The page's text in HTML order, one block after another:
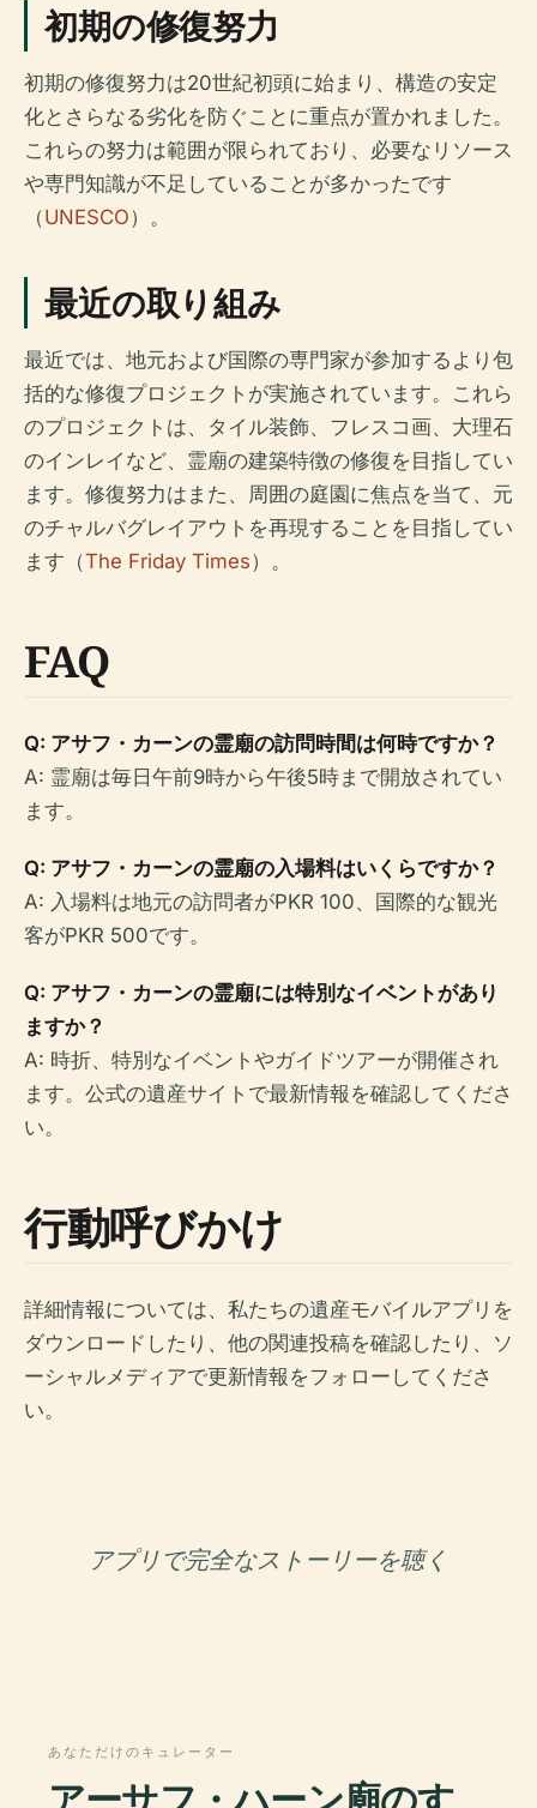
初期の修復努力
初期の修復努力は20世紀初頭に始まり、構造の安定
化とさらなる劣化を防ぐことに重点が置かれました。
これらの努力は範囲が限られており、必要なリソース
や専門知識が不足していることが多かったです
（UNESCO）。
最近の取り組み
最近では、地元および国際の専門家が参加するより包
括的な修復プロジェクトが実施されています。これら
のプロジェクトは、タイル装飾、フレスコ画、大理石
のインレイなど、霊廟の建築特徴の修復を目指してい
ます。修復努力はまた、周囲の庭園に焦点を当て、元
のチャルバグレイアウトを再現することを目指してい
ます（The Friday Times）。
FAQ
Q: アサフ・カーンの霊廟の訪問時間は何時ですか？
A: 霊廟は毎日午前9時から午後5時まで開放されてい
ます。
Q: アサフ・カーンの霊廟の入場料はいくらですか？
A: 入場料は地元の訪問者がPKR 100、国際的な観光
客がPKR 500です。
Q: アサフ・カーンの霊廟には特別なイベントがあり
ますか？
A: 時折、特別なイベントやガイドツアーが開催され
ます。公式の遺産サイトで最新情報を確認してくださ
い。
行動呼びかけ
詳細情報については、私たちの遺産モバイルアプリを
ダウンロードしたり、他の関連投稿を確認したり、ソ
ーシャルメディアで更新情報をフォローしてくださ
い。
アプリで完全なストーリーを聴く
あなただけのキュレーター